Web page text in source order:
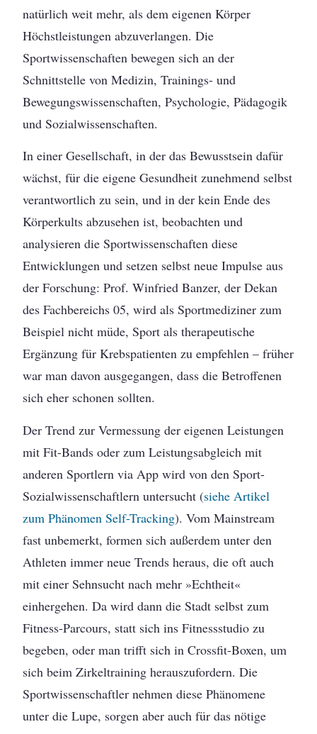
natürlich weit mehr, als dem eigenen Körper
Höchstleistungen abzuverlangen. Die
Sportwissenschaften bewegen sich an der
Schnittstelle von Medizin, Trainings- und
Bewegungswissenschaften, Psychologie, Pädagogik
und Sozialwissenschaften.
In einer Gesellschaft, in der das Bewusstsein dafür
wächst, für die eigene Gesundheit zunehmend selbst
verantwortlich zu sein, und in der kein Ende des
Körperkults abzusehen ist, beobachten und
analysieren die Sportwissenschaften diese
Entwicklungen und setzen selbst neue Impulse aus
der Forschung: Prof. Winfried Banzer, der Dekan
des Fachbereichs 05, wird als Sportmediziner zum
Beispiel nicht müde, Sport als therapeutische
Ergänzung für Krebspatienten zu empfehlen – früher
war man davon ausgegangen, dass die Betroffenen
sich eher schonen sollten.
Der Trend zur Vermessung der eigenen Leistungen
mit Fit-Bands oder zum Leistungsabgleich mit
anderen Sportlern via App wird von den Sport-
Sozialwissenschaftlern untersucht (siehe Artikel
zum Phänomen Self-Tracking). Vom Mainstream
fast unbemerkt, formen sich außerdem unter den
Athleten immer neue Trends heraus, die oft auch
mit einer Sehnsucht nach mehr »Echtheit«
einhergehen. Da wird dann die Stadt selbst zum
Fitness-Parcours, statt sich ins Fitnessstudio zu
begeben, oder man trifft sich in Crossfit-Boxen, um
sich beim Zirkeltraining herauszufordern. Die
Sportwissenschaftler nehmen diese Phänomene
unter die Lupe, sorgen aber auch für das nötige